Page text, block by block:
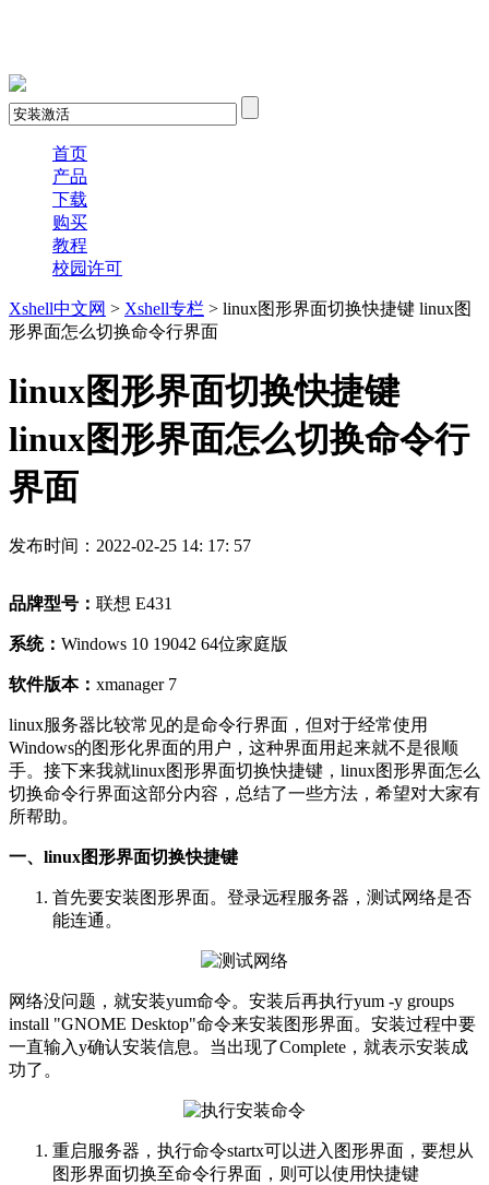
首页
产品
下载
购买
教程
校园许可
Xshell中文网 > Xshell专栏 > linux图形界面切换快捷键 linux图
形界面怎么切换命令行界面
linux图形界面切换快捷键
linux图形界面怎么切换命令行
界面
发布时间：2022-02-25 14: 17: 57
品牌型号： 联想 E431
系统： Windows 10 19042 64位家庭版
软件版本： xmanager 7
linux服务器比较常见的是命令行界面，但对于经常使用
Windows的图形化界面的用户，这种界面用起来就不是很顺
手。接下来我就linux图形界面切换快捷键，linux图形界面怎么
切换命令行界面这部分内容，总结了一些方法，希望对大家有
所帮助。
一、linux图形界面切换快捷键
首先要安装图形界面。登录远程服务器，测试网络是否
能连通。
网络没问题，就安装yum命令。安装后再执行yum -y groups
install "GNOME Desktop"命令来安装图形界面。安装过程中要
一直输入y确认安装信息。当出现了Complete，就表示安装成
功了。
重启服务器，执行命令startx可以进入图形界面，要想从
图形界面切换至命令行界面，则可以使用快捷键